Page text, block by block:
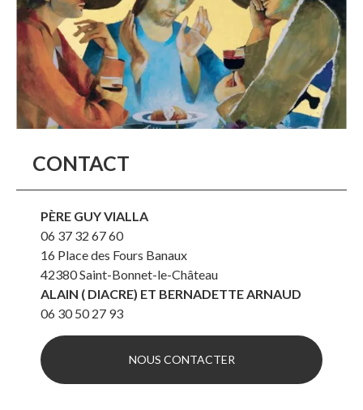
CONTACT
PÈRE GUY VIALLA
06 37 32 67 60
16 Place des Fours Banaux
42380Saint-Bonnet-le-Château
ALAIN ( DIACRE) ET BERNADETTE ARNAUD
06 30 50 27 93
NOUS CONTACTER